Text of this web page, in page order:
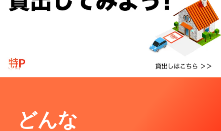
どんな